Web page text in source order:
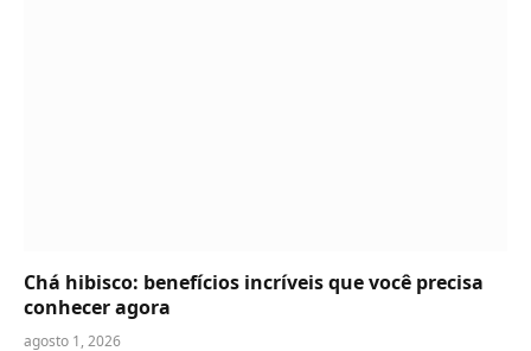
Chá hibisco: benefícios incríveis que você precisa
conhecer agora
agosto 1, 2026